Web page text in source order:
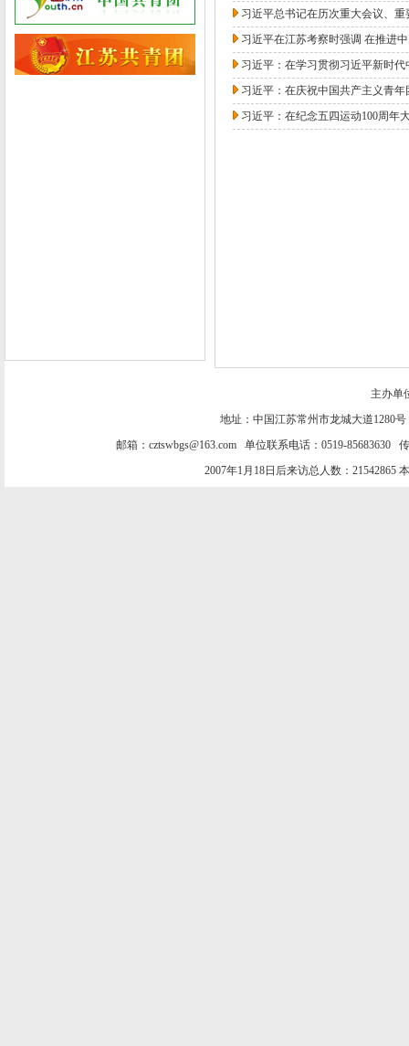
习近平总书记在历次重大会议、
习近平在江苏考察时强调 在推进
习近平：在学习贯彻习近平新时
习近平：在庆祝中国共产主义青
习近平：在纪念五四运动100周年
主办单
地址：中国江苏常州市龙城大道1280
邮箱：cztswbgs@163.com 单位联系电话：0519-85683630
2007年1月18日后来访总人数：21542865